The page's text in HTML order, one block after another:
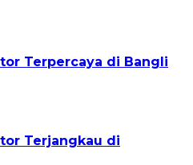
Terpercaya di Bangli
Terjangkau di